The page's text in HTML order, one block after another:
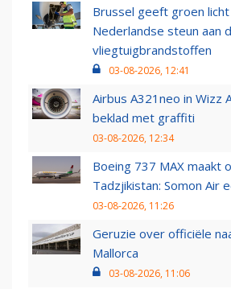
Brussel geeft groen
Nederlandse steun aan
vliegtuigbrandstoffen
03-08-2026, 12:41
Airbus A321neo in Wizz
beklad met graffiti
03-08-2026, 12:34
Boeing 737 MAX maakt
Tadzjikistan: Somon Air
03-08-2026, 11:26
Geruzie over officiële
Mallorca
03-08-2026, 11:06